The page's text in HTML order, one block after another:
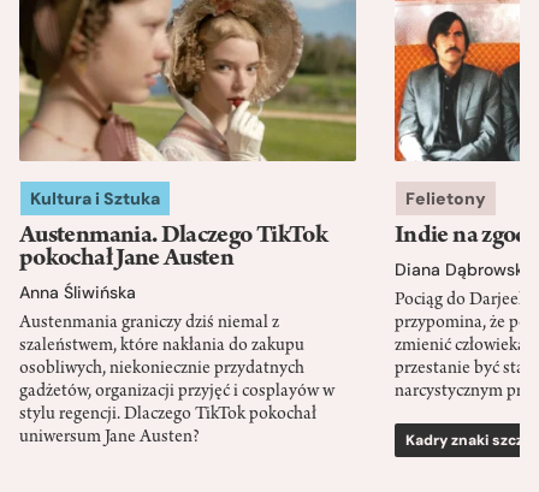
Kultura i Sztuka
Austenmania. Dlaczego TikTok
pokochał Jane Austen
Anna Śliwińska
Austenmania graniczy dziś niemal z
szaleństwem, które nakłania do zakupu
osobliwych, niekoniecznie przydatnych
gadżetów, organizacji przyjęć i cosplayów w
stylu regencji. Dlaczego TikTok pokochał
uniwersum Jane Austen?
Felietony
Indie na
Diana Dąbrowska
Pociąg do
przypomina, że
zmienić człowieka
przestanie być
narcystycznym
Kadry znaki